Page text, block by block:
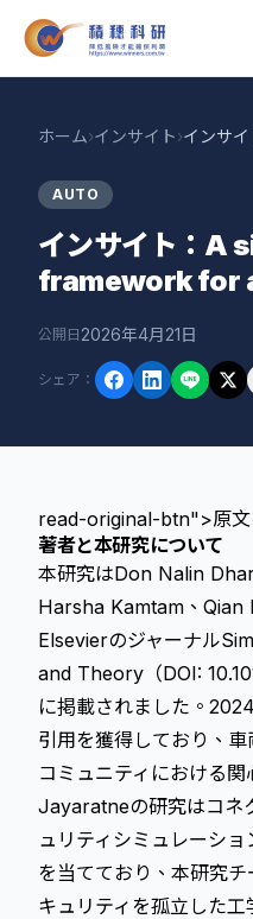
ホーム›インサイト›
AUTO
インサイト：A
framework for
公開日 2026年4月21日
シェア ：
read-original-btn">原
著者と本研究について
本研究はDon Nalin
Harsha Kamtam、Qian
Elsevierのジャーナル
and Theory（DOI:
に掲載されました。
引用を獲得しており、
コミュニティにおける
Jayaratneの研究はコネ
ュリティシミュレーシ
を当てており、本研究
キュリティを孤立した